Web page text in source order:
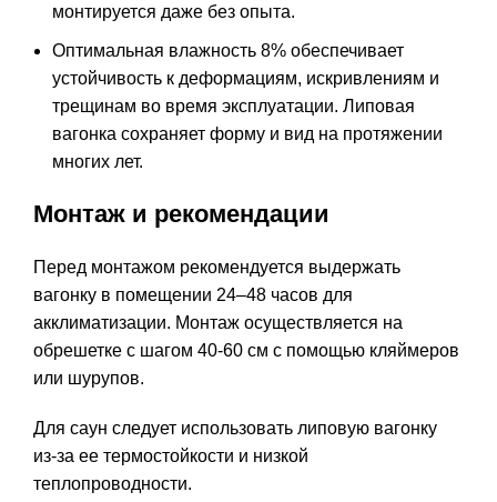
монтируется даже без опыта.
Оптимальная влажность 8% обеспечивает
устойчивость к деформациям, искривлениям и
трещинам во время эксплуатации. Липовая
вагонка сохраняет форму и вид на протяжении
многих лет.
Монтаж и рекомендации
Перед монтажом рекомендуется выдержать
вагонку в помещении 24–48 часов для
акклиматизации. Монтаж осуществляется на
обрешетке с шагом 40-60 см с помощью кляймеров
или шурупов.
Для саун следует использовать липовую вагонку
из-за ее термостойкости и низкой
теплопроводности.